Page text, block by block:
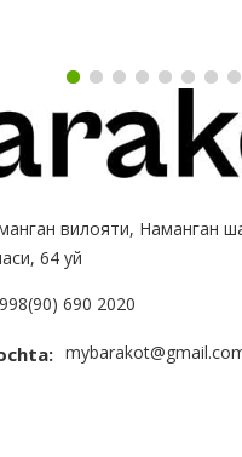
вилояти, Наманган
64 уй
690 2020